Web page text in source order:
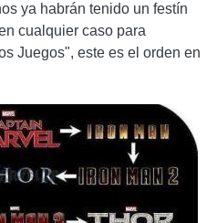
ya habrán tenido un festín
cualquier caso para
Juegos", este es el orden en